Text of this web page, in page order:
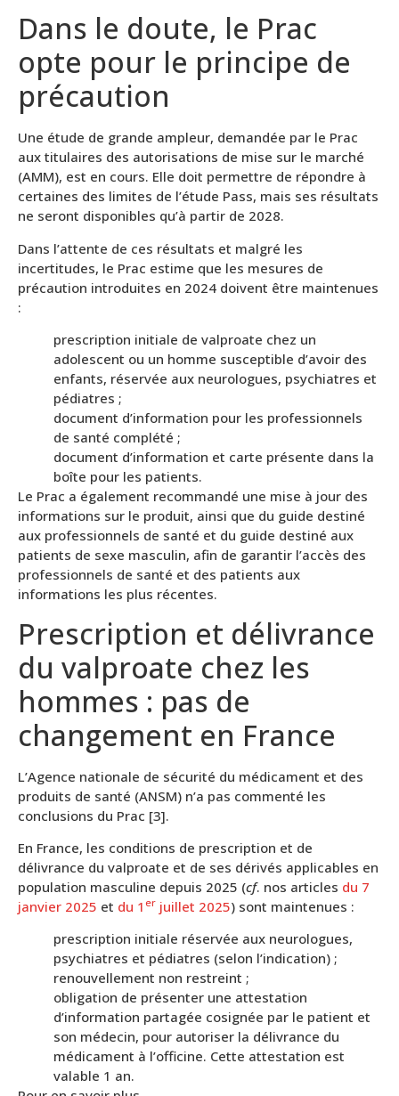
Dans le doute, le Prac
opte pour le principe de
précaution
Une étude de grande ampleur, demandée par le Prac
aux titulaires des autorisations de mise sur le marché
(AMM), est en cours. Elle doit permettre de répondre à
certaines des limites de l’étude Pass, mais ses résultats
ne seront disponibles qu’à partir de 2028.
Dans l’attente de ces résultats et malgré les
incertitudes, le Prac estime que les mesures de
précaution introduites en 2024 doivent être maintenues
:
prescription initiale de valproate chez un
adolescent ou un homme susceptible d’avoir des
enfants, réservée aux neurologues, psychiatres et
pédiatres ;
document d’information pour les professionnels
de santé complété ;
document d’information et carte présente dans la
boîte pour les patients.
Le Prac a également recommandé une mise à jour des
informations sur le produit, ainsi que du guide destiné
aux professionnels de santé et du guide destiné aux
patients de sexe masculin, afin de garantir l’accès des
professionnels de santé et des patients aux
informations les plus récentes.
Prescription et délivrance
du valproate chez les
hommes : pas de
changement en France
L’Agence nationale de sécurité du médicament et des
produits de santé (ANSM) n’a pas commenté les
conclusions du Prac [3].
En France, les conditions de prescription et de
délivrance du valproate et de ses dérivés applicables en
population masculine depuis 2025 (cf. nos articles du 7
janvier 2025 et du 1 er juillet 2025) sont maintenues :
prescription initiale réservée aux neurologues,
psychiatres et pédiatres (selon l’indication) ;
renouvellement non restreint ;
obligation de présenter une attestation
d’information partagée cosignée par le patient et
son médecin, pour autoriser la délivrance du
médicament à l’officine. Cette attestation est
valable 1 an.